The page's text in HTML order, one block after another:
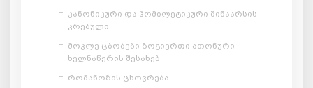
კანონიკური და ჰომილეტიკური შინაარსის
კრებული
მოკლე ცბობები ზოგიერთი ათონური
ხელნაწერის შესახებ
რომანოზის ცხოვრება